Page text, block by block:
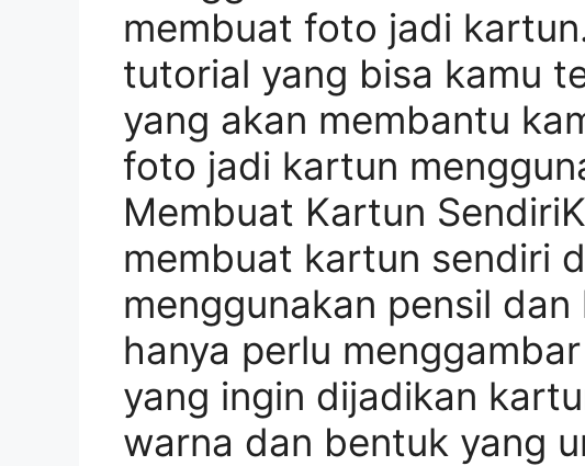
membuat foto jadi
tutorial yang bisa kamu
yang akan membantu
foto jadi kartun
Membuat Kartun
membuat kartun sendiri
menggunakan pensil dan
hanya perlu
yang ingin dijadikan
warna dan bentuk yang